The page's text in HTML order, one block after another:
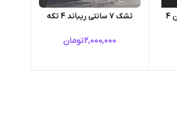
تشک 10 سانتی پلی اتیلن 4
تشک 7 سانتی ریباند 4 تکه
2,000,000تومان